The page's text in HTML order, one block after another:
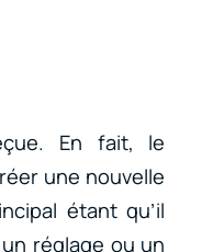
En fait, le
une nouvelle
étant qu’il
réglage ou un